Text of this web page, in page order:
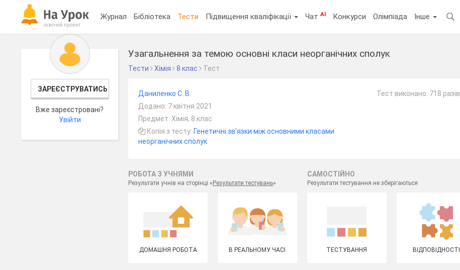
Журнал Бібліотека Тести Підвищення кваліфікації ЧатAI Конкурси Олімпіада Інше
ЗАРЕЄСТРУВАТИСЬ
Вже зареєстровані?
Увійти
Узагальнення за темою основні класи неорганічних сполук
Тести Хімія 8 клас Тест
Даниленко С. В.
Додано: 7 квітня 2021
Предмет: Хімія, 8 клас
Копія з тесту: Генетичні зв'язки між основними класами
неорганічних сполук
Тест виконано: 718 разів
РОБОТА З УЧНЯМИ
Результати учнів на сторінці « Результати тестувань»
САМОСТІЙНО
Результати тестування не зберігаються
ДОМАШНЯ РОБОТА В РЕАЛЬНОМУ ЧАСІ ТЕСТУВАННЯ ВІДПОВІДНОСТІ